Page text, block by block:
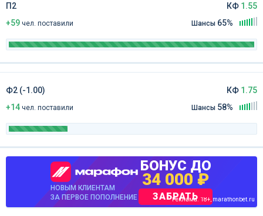
П2
+59 чел. поставили
КФ 1.55
Шансы 65%
Ф2 (-1.00)
+14 чел. поставили
КФ 1.75
Шансы 58%
НОВЫМ КЛИЕНТАМ
ЗА ПЕРВОЕ ПОПОЛНЕНИЕ
БОНУС ДО
34 000 ₽
ЗАБРАТЬ
Реклама. 18+, marathonbet.ru